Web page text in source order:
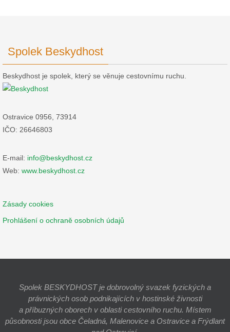
Spolek Beskydhost
Beskydhost je spolek, který se věnuje cestovnímu ruchu.
Ostravice 0956, 73914
IČO: 26646803
E-mail: info@beskydhost.cz
Web: www.beskydhost.cz
Zásady cookies
Prohlášení o ochraně osobních údajů
Spolek BESKYDHOST je dobrovolný svazek fyzických a
právnických osob podnikajících v hostinské živnosti
a příbuzných oborech v oblasti cestovního ruchu. Místem
působnosti jsou obce Čeladná, Malenovice a Ostravice a Frýdlant